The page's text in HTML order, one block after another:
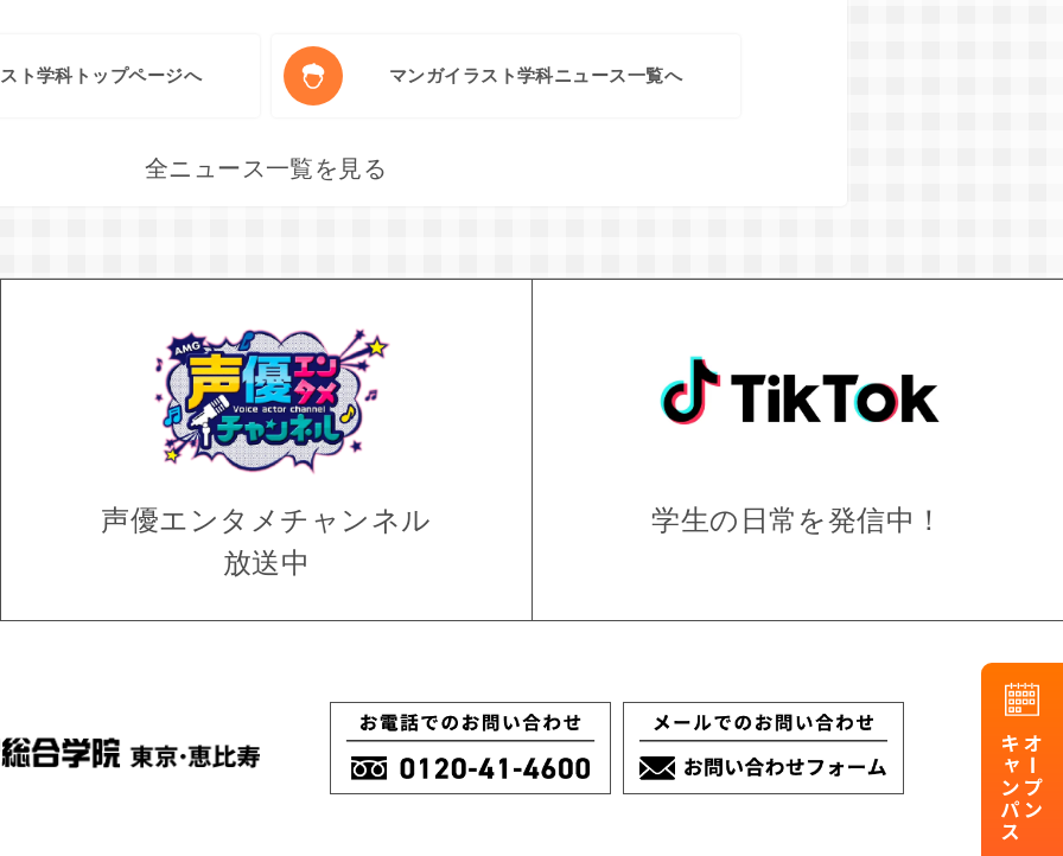
ト学科トップページへ マンガイラスト学科ニュース一覧へ
全ニュース一覧を見る
声優エンタメ チャンネル
放送中
学生の日常を発信中！